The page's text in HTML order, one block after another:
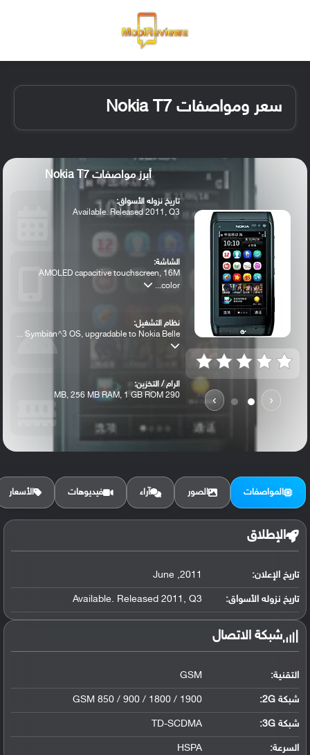
سعر ومواصفات Nokia T7
‹
›
أبرز مواصفات Nokia T7
تاريخ نزوله الأسواق:
Available. Released 2011, Q3
الشاشة:
AMOLED capacitive touchscreen, 16M
color...
نظام التشغيل:
Symbian^3 OS, upgradable to Nokia Belle ...
الرام / التخزين:
290 MB, 256 MB RAM, 1 GB ROM
الكاميرا الأساسية:
المواصفات الصور آراء فيديوهات الأسعار
الإطلاق
تاريخ الإعلان: 2011, June
تاريخ نزوله الأسواق: Available. Released 2011, Q3
شبكة الاتصال
التقنية: GSM
شبكة 2G: GSM 850 / 900 / 1800 / 1900
شبكة 3G :
TD-SCDMA
السرعة: HSPA